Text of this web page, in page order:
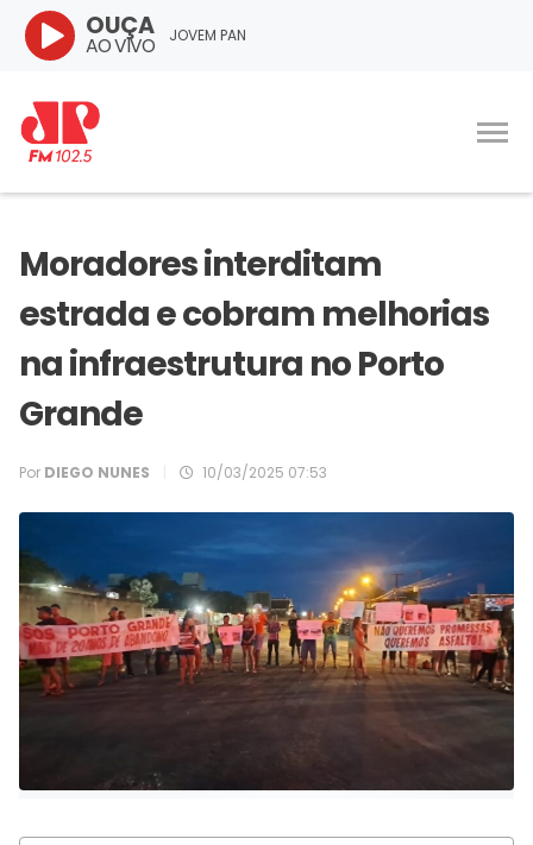
JOVEM PAN
OUÇA
AO VIVO
Moradores interditam
estrada e cobram melhorias
na infraestrutura no Porto
Grande
Por DIEGO NUNES 10/03/2025 07:53